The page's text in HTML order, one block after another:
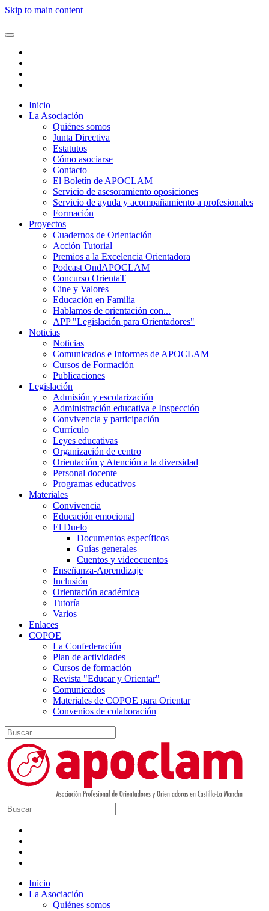
Skip to main content
Inicio
La Asociación
Quiénes somos
Junta Directiva
Estatutos
Cómo asociarse
Contacto
El Boletín de APOCLAM
Servicio de asesoramiento oposiciones
Servicio de ayuda y acompañamiento a profesionales
Formación
Proyectos
Cuadernos de Orientación
Acción Tutorial
Premios a la Excelencia Orientadora
Podcast OndAPOCLAM
Concurso OrientaT
Cine y Valores
Educación en Familia
Hablamos de orientación con...
APP "Legislación para Orientadores"
Noticias
Noticias
Comunicados e Informes de APOCLAM
Cursos de Formación
Publicaciones
Legislación
Admisión y escolarización
Administración educativa e Inspección
Convivencia y participación
Currículo
Leyes educativas
Organización de centro
Orientación y Atención a la diversidad
Personal docente
Programas educativos
Materiales
Convivencia
Educación emocional
El Duelo
Documentos específicos
Guías generales
Cuentos y videocuentos
Enseñanza-Aprendizaje
Inclusión
Orientación académica
Tutoría
Varios
Enlaces
COPOE
La Confederación
Plan de actividades
Cursos de formación
Revista "Educar y Orientar"
Comunicados
Materiales de COPOE para Orientar
Convenios de colaboración
Inicio
La Asociación
Quiénes somos